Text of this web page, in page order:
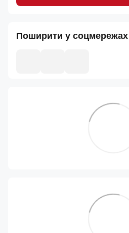
Поширити у соцмережах